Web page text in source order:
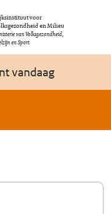
voor
en Milieu
van Volksgezondheid,
en Sport
vandaag